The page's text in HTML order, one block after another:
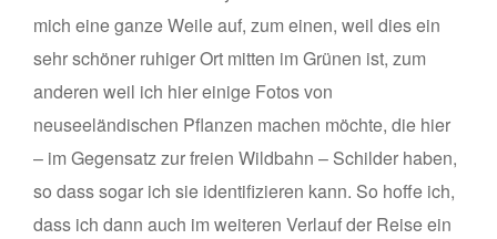
mich eine ganze Weile auf, zum einen, weil dies ein
sehr schöner ruhiger Ort mitten im Grünen ist, zum
anderen weil ich hier einige Fotos von
neuseeländischen Pflanzen machen möchte, die hier
– im Gegensatz zur freien Wildbahn – Schilder haben,
so dass sogar ich sie identifizieren kann. So hoffe ich,
dass ich dann auch im weiteren Verlauf der Reise ein